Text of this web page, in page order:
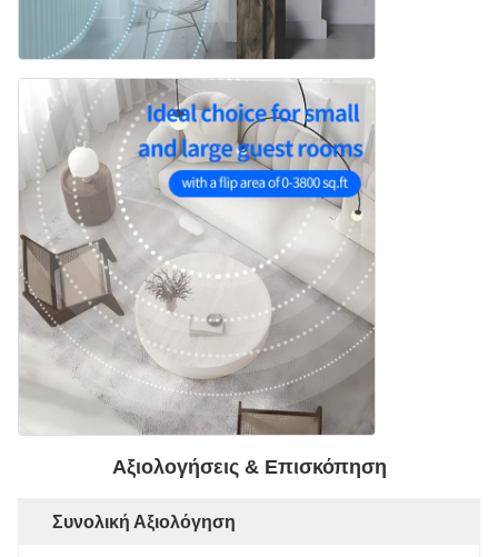
Αξιολογήσεις & Επισκόπηση
Συνολική Αξιολόγηση